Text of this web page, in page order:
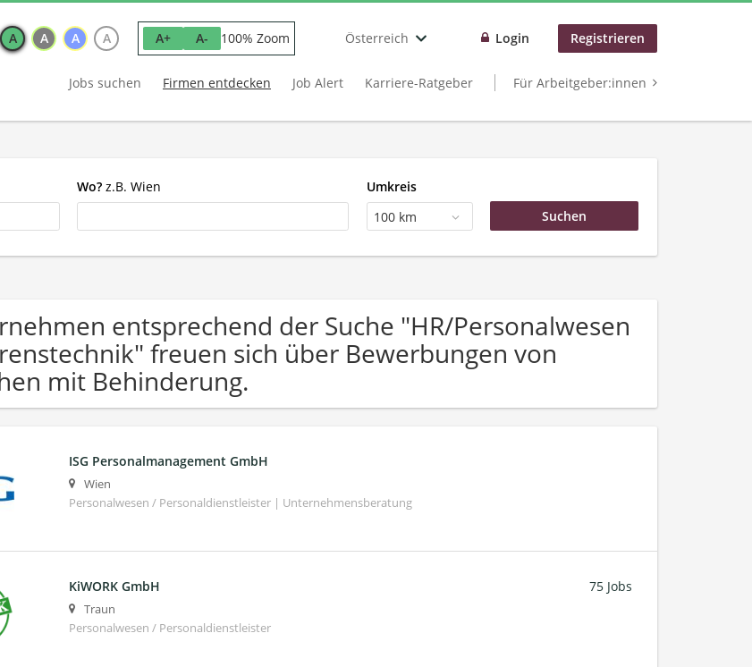
A A A A A+ A- 100% Zoom Österreich Login Registrieren
Jobs suchen Firmen entdecken Job Alert Karriere-Ratgeber Für Arbeitgeber:innen
Wo? z.B. Wien
Umkreis
100 km
entsprechend der Suche "HR/Personalwesen
freuen sich über Bewerbungen von
mit Behinderung.
ISG Personalmanagement GmbH
Wien
Personalwesen / Personaldienstleister | Unternehmensberatung
KiWORK GmbH
Traun
Personalwesen / Personaldienstleister
75 Jobs